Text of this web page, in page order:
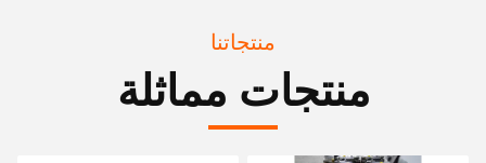
منتجاتنا
منتجات مماثلة